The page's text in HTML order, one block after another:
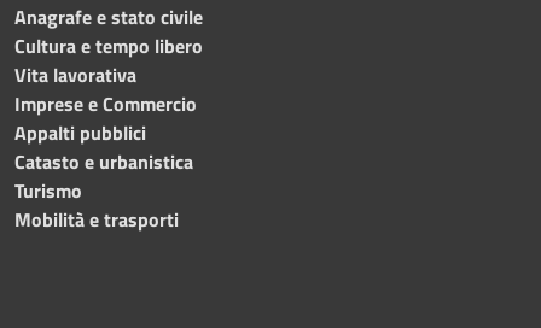
Anagrafe e stato civile
Cultura e tempo libero
Vita lavorativa
Imprese e Commercio
Appalti pubblici
Catasto e urbanistica
Turismo
Mobilità e trasporti